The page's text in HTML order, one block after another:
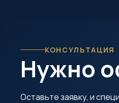
КОНСУЛЬТАЦИЯ
Нужно
Оставьте заявку, и